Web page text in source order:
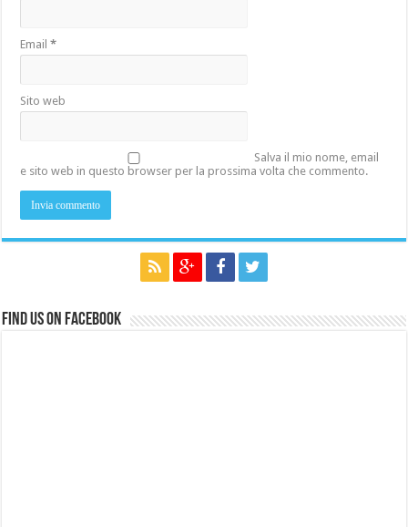
Email*
Sito web
Salva il mio nome, email
e sito web in questo browser per la prossima volta che commento.
Find us on Facebook